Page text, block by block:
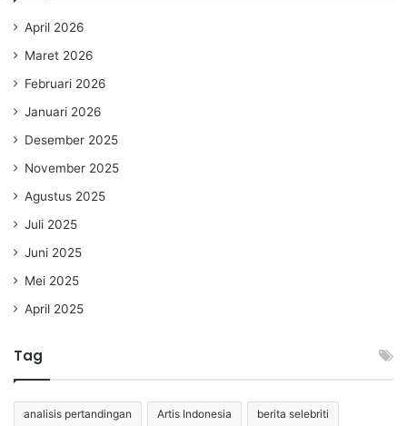
April 2026
Maret 2026
Februari 2026
Januari 2026
Desember 2025
November 2025
Agustus 2025
Juli 2025
Juni 2025
Mei 2025
April 2025
Tag
analisis pertandingan Artis Indonesia berita selebriti